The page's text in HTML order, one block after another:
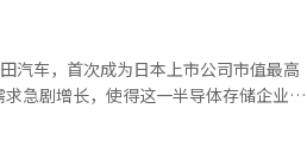
潮，导致股价自上市初期就出现了较大
辉煌七”的总净买入额。尽管当天的净
急剧增长，使得这一半导体存储企业超